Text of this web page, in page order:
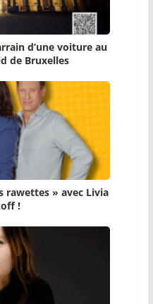
d’une voiture au
de Bruxelles
rawettes » avec Livia
!